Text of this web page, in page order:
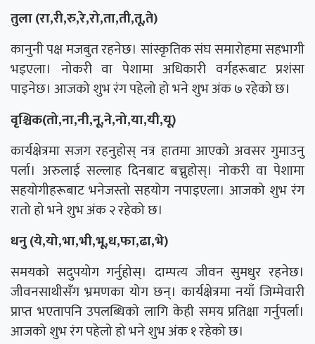
तुला (रा,री,रु,रे,रो,ता,ती,तू,ते)
कानुनी पक्ष मजबुत रहनेछ। सांस्कृतिक संघ समारोहमा सहभागी
भइएला। नोकरी वा पेशामा अधिकारी वर्गहरूबाट प्रशंसा
पाइनेछ। आजको शुभ रंग पहेलो हो भने शुभ अंक ७ रहेको छ।
वृश्चिक(तो,ना,नी,नू,ने,नो,या,यी,यू)
कार्यक्षेत्रमा सजग रहनुहोस् नत्र हातमा आएको अवसर गुमाउनु
पर्ला। अरुलाई सल्लाह दिनबाट बच्नुहोस्। नोकरी वा पेशामा
सहयोगीहरूबाट भनेजस्तो सहयोग नपाइएला। आजको शुभ रंग
रातो हो भने शुभ अंक २ रहेको छ।
धनु (ये,यो,भा,भी,भू,ध,फा,ढा,भे)
समयको सदुपयोग गर्नुहोस्। दाम्पत्य जीवन सुमधुर रहनेछ।
जीवनसाथीसँग भ्रमणका योग छन्। कार्यक्षेत्रमा नयाँ जिम्मेवारी
प्राप्त भएतापनि उपलब्धिको लागि केही समय प्रतिक्षा गर्नुपर्ला।
आजको शुभ रंग पहेलो हो भने शुभ अंक १ रहेको छ।